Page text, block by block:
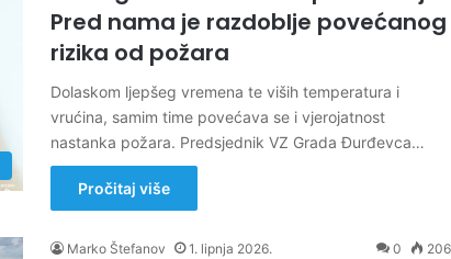
Pred nama je razdoblje povećanog
rizika od požara
Dolaskom ljepšeg vremena te viših temperatura i
vrućina, samim time povećava se i vjerojatnost
nastanka požara. Predsjednik VZ Grada Đurđevca…
Pročitaj više
Marko Štefanov 1. lipnja 2026. 0 206